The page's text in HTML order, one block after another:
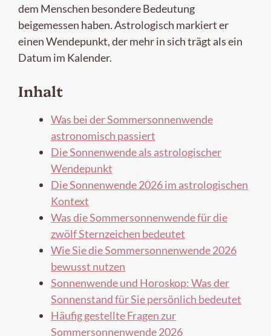
dem Menschen besondere Bedeutung
beigemessen haben. Astrologisch markiert er
einen Wendepunkt, der mehr in sich trägt als ein
Datum im Kalender.
Inhalt
Was bei der Sommersonnenwende
astronomisch passiert
Die Sonnenwende als astrologischer
Wendepunkt
Die Sonnenwende 2026 im astrologischen
Kontext
Was die Sommersonnenwende für die
zwölf Sternzeichen bedeutet
Wie Sie die Sommersonnenwende 2026
bewusst nutzen
Sonnenwende und Horoskop: Was der
Sonnenstand für Sie persönlich bedeutet
Häufig gestellte Fragen zur
Sommersonnenwende 2026